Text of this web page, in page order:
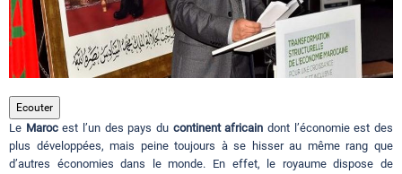
Hotels
Evenements
Contact
Ecouter
Le Marocest l’un des pays du continent africain dont l’économie est des
plus développées, mais peine toujours à se hisser au même rang que
d’autres économies dans le monde. En effet, le royaume dispose de